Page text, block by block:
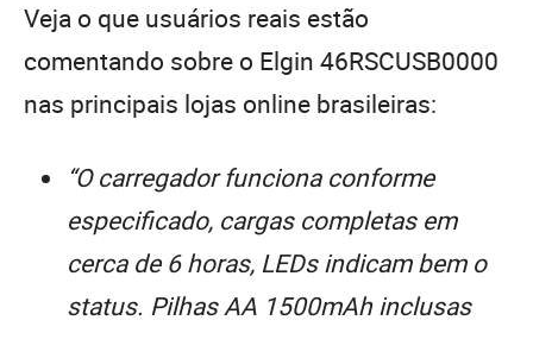
Veja o que usuários reais estão
comentando sobre o Elgin 46RSCUSB0000
nas principais lojas online brasileiras:
“O carregador funciona conforme
especificado, cargas completas em
cerca de 6 horas, LEDs indicam bem o
status. Pilhas AA 1500mAh inclusas